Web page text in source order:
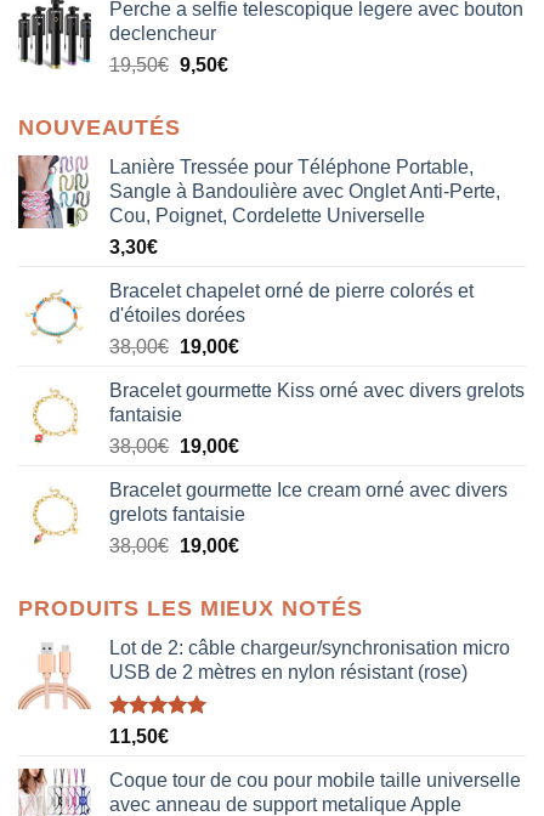
Perche a selfie telescopique legere avec bouton
declencheur
19,50€ 9,50€
NOUVEAUTÉS
Lanière Tressée pour Téléphone Portable,
Sangle à Bandoulière avec Onglet Anti-Perte,
Cou, Poignet, Cordelette Universelle
3,30€
Bracelet chapelet orné de pierre colorés et
d'étoiles dorées
38,00€ Le
initial
était :
38,00€.
19,00€Le
actuel
19,00€.
Bracelet gourmette Kiss orné avec divers grelots
fantaisie
38,00€ Le
initial
était :
38,00€.
19,00€Le
actuel
est :
19,00€.
Bracelet gourmette Ice cream orné avec divers
grelots fantaisie
38,00€ Le
était :
38,00€.
19,00€Le
est :
19,00€.
PRODUITS LES MIEUX NOTÉS
Lot de 2: câble chargeur/synchronisation micro
USB de 2 mètres en nylon résistant (rose)
Note5.00
sur 5
11,50€
Coque tour de cou pour mobile taille universelle
avec anneau de support metalique Apple